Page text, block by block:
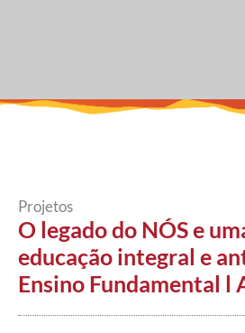
Projetos
O legado do NÓS e
educação integral e
Ensino Fundamental l